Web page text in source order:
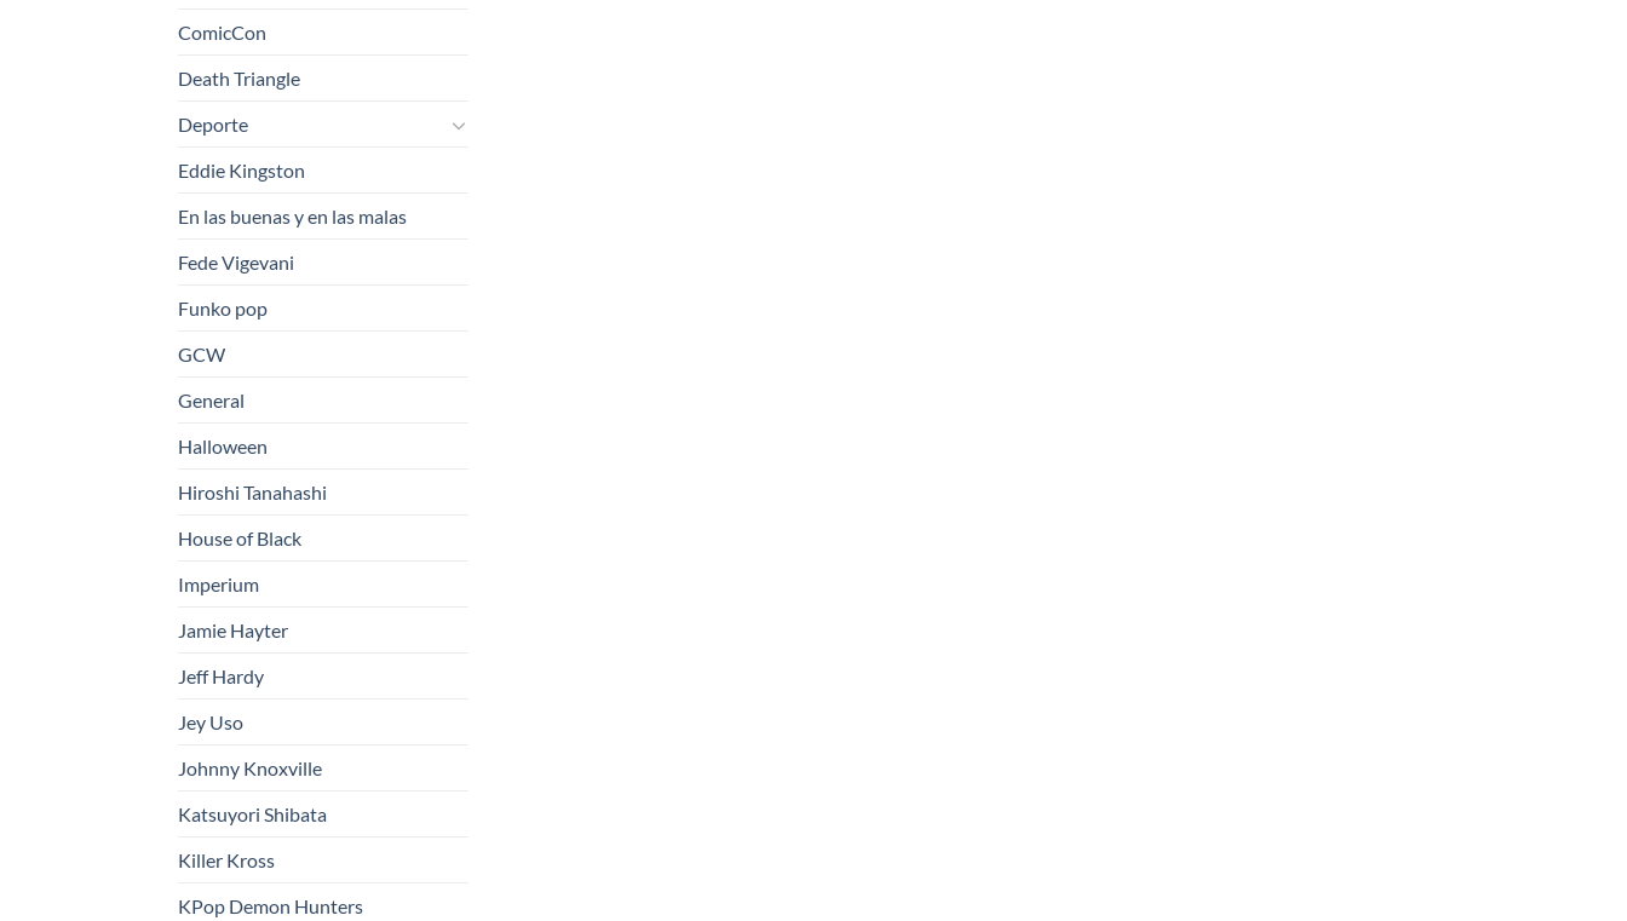
ComicCon
Death Triangle
Deporte
Eddie Kingston
En las buenas y en las malas
Fede Vigevani
Funko pop
GCW
General
Halloween
Hiroshi Tanahashi
House of Black
Imperium
Jamie Hayter
Jeff Hardy
Jey Uso
Johnny Knoxville
Katsuyori Shibata
Killer Kross
KPop Demon Hunters